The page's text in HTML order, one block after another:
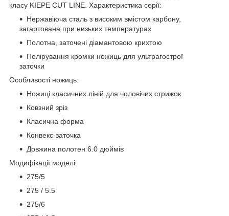
класу KIEPE CUT LINE. Характеристика серії:
Нержавіюча сталь з високим вмістом карбону,
загартована при низьких температурах
Полотна, заточені діамантовою крихтою
Полірування кромки ножиць для ультрагострої
заточки
Особливості ножиць:
Ножиці класичних ліній для чоловічих стрижок
Ковзний зріз
Класична форма
Конвекс-заточка
Довжина полотен 6.0 дюймів
Модифікації моделі:
275/5
275 / 5.5
275/6